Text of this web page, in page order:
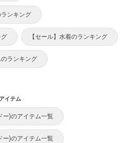
ランキング
グ 【セール】水着のランキング
のランキング
イテム
ー)のアイテム一覧
ー)のアイテム一覧